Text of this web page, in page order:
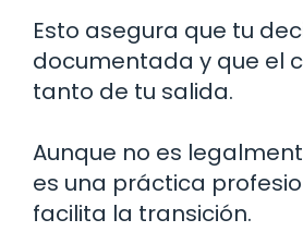
Esto asegura que tu
documentada y que el
tanto de tu salida.
Aunque no es
es una práctica
facilita la transición.